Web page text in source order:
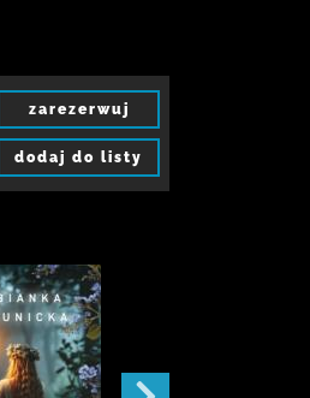
zarezerwuj
dodaj do listy